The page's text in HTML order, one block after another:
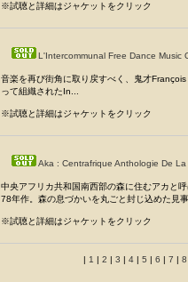
※試聴と詳細はジャケットをクリック
L'Intercommunal Free Dance Music
音楽を再び街角に取り戻すべく、鬼才
って組織されたIn...
※試聴と詳細はジャケットをクリック
Aka : Centrafrique Anthologie De
中央アフリカ共和国南西部の森に住むアカと
78年作。森の息づかいを丸ごと封じ込めた見
※試聴と詳細はジャケットをクリック
| 1 | 2 | 3 | 4 | 5 | 6 | 7 | 8